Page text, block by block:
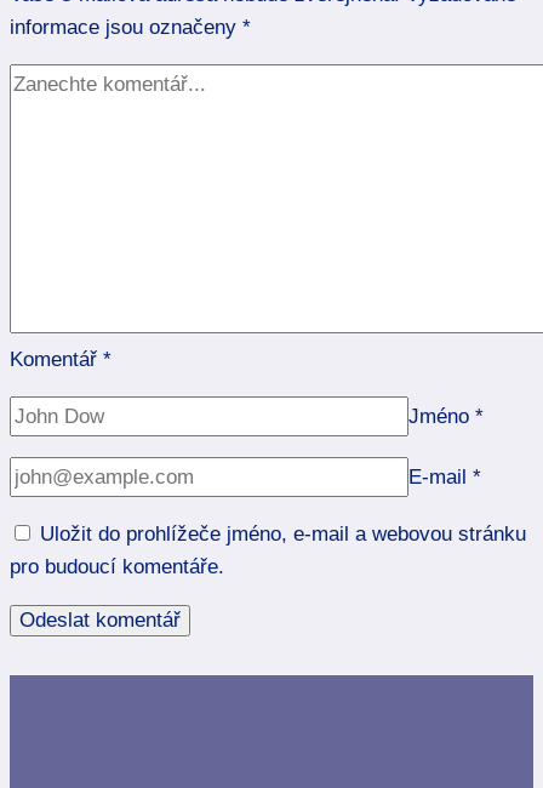
cesta
informace jsou označeny *
Komentář *
Jméno *
E-mail *
Uložit do prohlížeče jméno, e-mail a webovou stránku
pro budoucí komentáře.